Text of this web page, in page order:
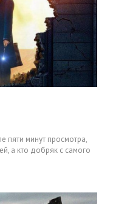
пяти минут просмотра,
а кто добряк с самого